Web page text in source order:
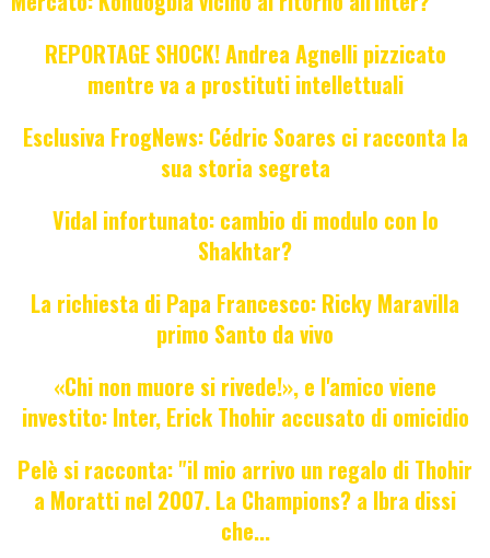
REPORTAGE SHOCK! Andrea Agnelli pizzicato
mentre va a prostituti intellettuali
Esclusiva FrogNews: Cédric Soares ci racconta la
sua storia segreta
Vidal infortunato: cambio di modulo con lo
Shakhtar?
La richiesta di Papa Francesco: Ricky Maravilla
primo Santo da vivo
«Chi non muore si rivede!», e l'amico viene
investito: Inter, Erick Thohir accusato di omicidio
Pelè si racconta: "il mio arrivo un regalo di Thohir
a Moratti nel 2007. La Champions? a Ibra dissi
che...